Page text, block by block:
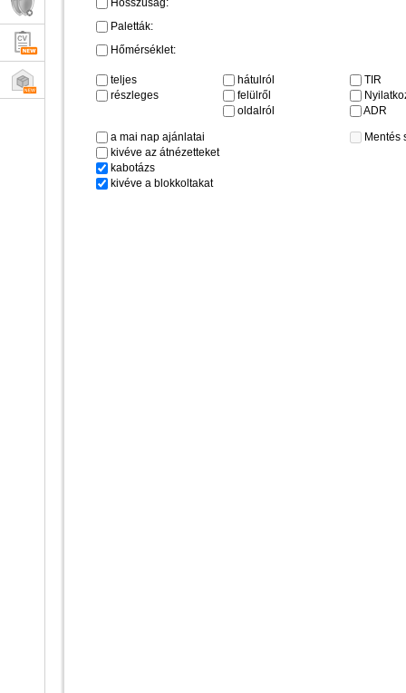
Hosszúság:
Paletták:
Hőmérséklet:
teljes
részleges
hátulról
felülről
oldalról
TIR
ADR
a mai nap ajánlatai
kivéve az átnézetteket
kabotázs
kivéve a blokkoltakat
Mentés